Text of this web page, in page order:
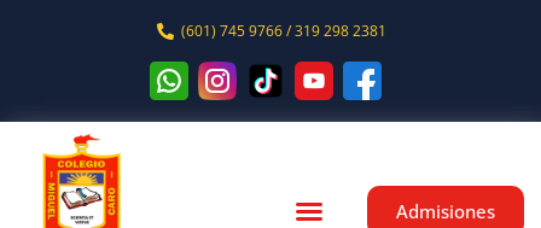
(601) 745 9766 / 319 298 2381
Admisiones